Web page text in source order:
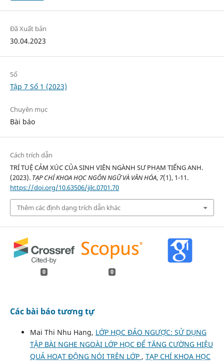
Đã Xuất bản
30.04.2023
Số
Tập 7 Số 1 (2023)
Chuyên mục
Bài báo
Cách trích dẫn
TRÍ TUỆ CẢM XÚC CỦA SINH VIÊN NGÀNH SƯ PHẠM TIẾNG ANH.
(2023). TẠP CHÍ KHOA HỌC NGÔN NGỮ VÀ VĂN HÓA, 7(1), 1-11.
https://doi.org/10.63506/jilc.0701.70
Thêm các định dạng trích dẫn khác
0 0
Các bài báo tương tự
Mai Thi Nhu Hang, LỚP HỌC ĐẢO NGƯỢC: SỬ DỤNG
TẬP BÀI NGHE NGOÀI LỚP HỌC ĐỂ TĂNG CƯỜNG HIỆU
QUẢ HOẠT ĐỘNG NÓI TRÊN LỚP , TẠP CHÍ KHOA HỌC